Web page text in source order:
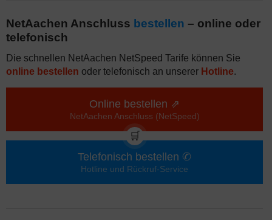
NetAachen Anschluss bestellen – online oder
telefonisch
Die schnellen NetAachen NetSpeed Tarife können Sie
online bestellen oder telefonisch an unserer Hotline.
Online bestellen ⇗
NetAachen Anschluss (NetSpeed)
🛒
Telefonisch bestellen ✆
Hotline und Rückruf-Service